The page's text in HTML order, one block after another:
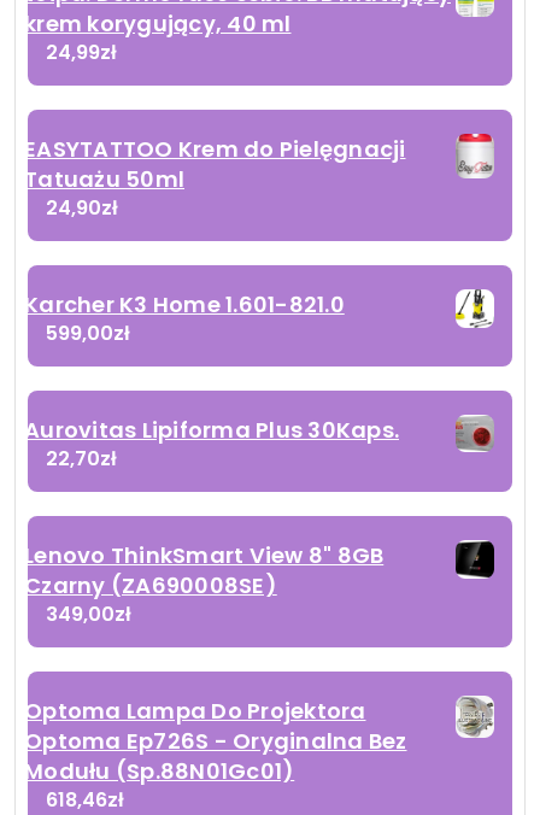
krem korygujący, 40 ml
24,99zł
EASYTATTOO Krem do Pielęgnacji
Tatuażu 50ml
24,90zł
Karcher K3 Home 1.601-821.0
599,00zł
Aurovitas Lipiforma Plus 30Kaps.
22,70zł
Lenovo ThinkSmart View 8" 8GB
Czarny (ZA690008SE)
349,00zł
Optoma Lampa Do Projektora
Optoma Ep726S - Oryginalna Bez
Modułu (Sp.88N01Gc01)
618,46zł